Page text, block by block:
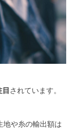
されています。
地や糸の輸出額は